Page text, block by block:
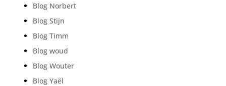
Blog Norbert
Blog Stijn
Blog Timm
Blog woud
Blog Wouter
Blog Yaël